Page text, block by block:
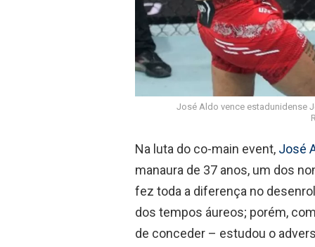
José Aldo vence estadunidense
Na luta do co-main event, José
manaura de 37 anos, um dos
fez toda a diferença no
dos tempos áureos; porém,
de conceder – estudou o